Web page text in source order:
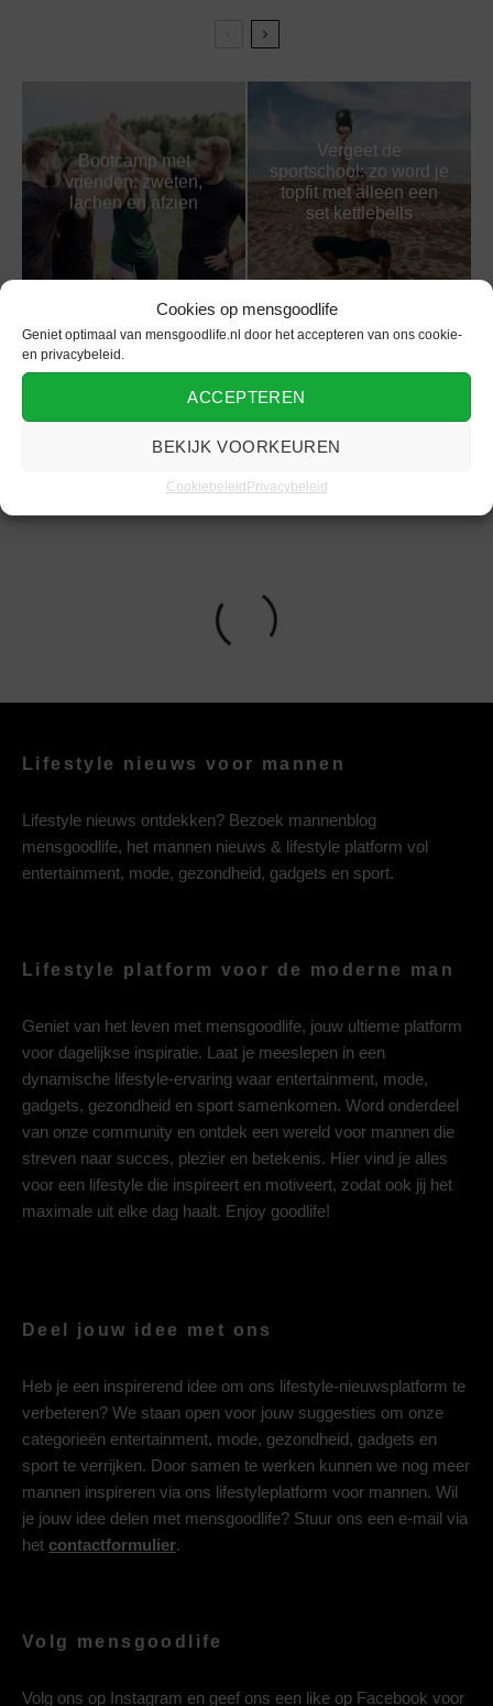
Cookies op mensgoodlife
Geniet optimaal van mensgoodlife.nl door het accepteren van ons cookie-
en privacybeleid.
ACCEPTEREN
BEKIJK VOORKEUREN
Cookiebeleid Privacybeleid
Bootcamp met
vrienden: zweten,
lachen en afzien
Vergeet de
sportschool: zo word je
topfit met alleen een
set kettlebells
Hyrox: De nieuwste
aanstaande vaders:
ondersteun je partner
met voeding en fitness
Lifestyle nieuws voor mannen
Lifestyle nieuws ontdekken? Bezoek mannenblog
mensgoodlife, het mannen nieuws & lifestyle platform vol
entertainment, mode, gezondheid, gadgets en sport.
Lifestyle platform voor de moderne man
Geniet van het leven met mensgoodlife, jouw ultieme platform
voor dagelijkse inspiratie. Laat je meeslepen in een
dynamische lifestyle-ervaring waar entertainment, mode,
gadgets, gezondheid en sport samenkomen. Word onderdeel
van onze community en ontdek een wereld voor mannen die
streven naar succes, plezier en betekenis. Hier vind je alles
voor een lifestyle die inspireert en motiveert, zodat ook jij het
maximale uit elke dag haalt. Enjoy goodlife!
Deel jouw idee met ons
Heb je een inspirerend idee om ons lifestyle-nieuwsplatform te
verbeteren? We staan open voor jouw suggesties om onze
categorieën entertainment, mode, gezondheid, gadgets en
sport te verrijken. Door samen te werken kunnen we nog meer
mannen inspireren via ons lifestyleplatform voor mannen. Wil
je jouw idee delen met mensgoodlife? Stuur ons een e-mail via
het contactformulier.
Volg mensgoodlife
Volg ons op Instagram en geef ons een like op Facebook voor